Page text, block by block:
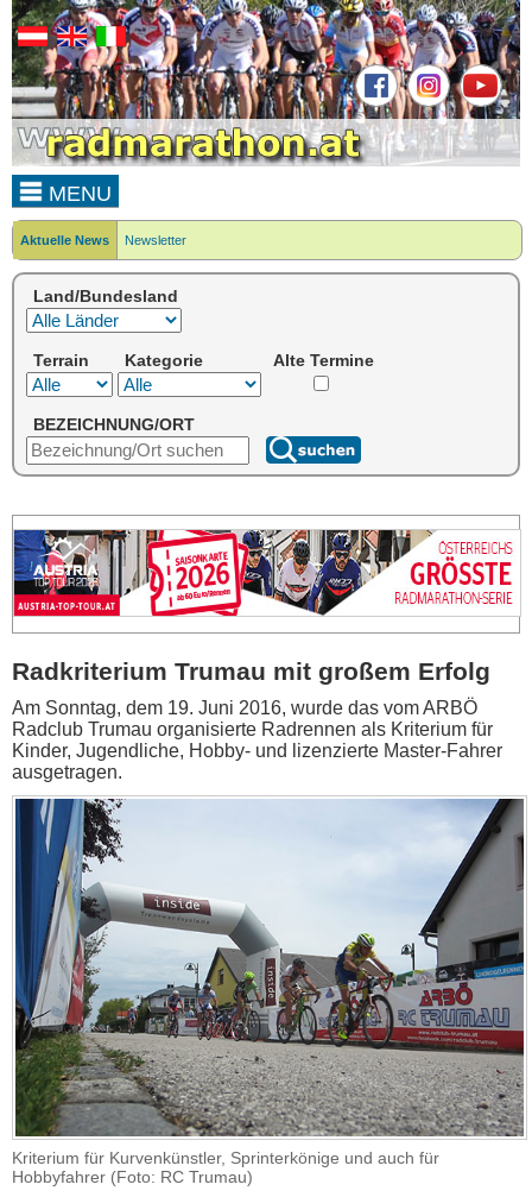
MENU
Aktuelle News Newsletter
Land/Bundesland
Terrain Kategorie Alte Termine
BEZEICHNUNG/ORT
Radkriterium Trumau mit großem Erfolg
Am Sonntag, dem 19. Juni 2016, wurde das vom ARBÖ
Radclub Trumau organisierte Radrennen als Kriterium für
Kinder, Jugendliche, Hobby- und lizenzierte Master-Fahrer
ausgetragen.
Kriterium für Kurvenkünstler, Sprinterkönige und auch für
Hobbyfahrer (Foto: RC Trumau)